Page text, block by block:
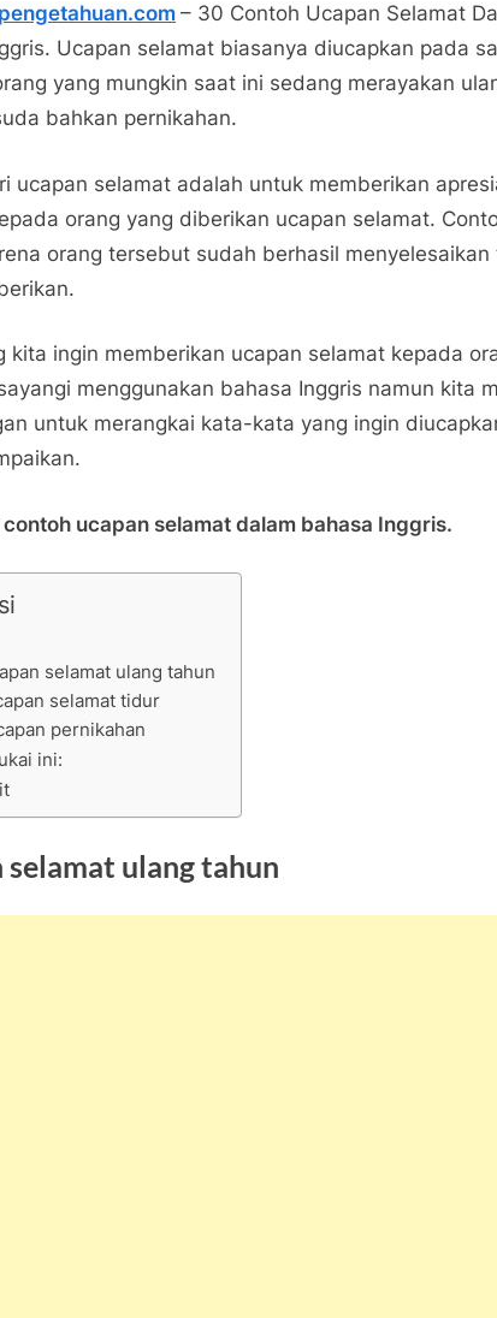
– 30 Contoh Ucapan Selamat
Ucapan selamat biasanya diucapkan pada
yang mungkin saat ini sedang merayakan
bahkan pernikahan.
ucapan selamat adalah untuk memberikan
orang yang diberikan ucapan selamat.
orang tersebut sudah berhasil menyelesaikan
kita ingin memberikan ucapan selamat kepada
menggunakan bahasa Inggris namun kita
untuk merangkai kata-kata yang ingin
ucapan selamat dalam bahasa Inggris.
selamat ulang tahun
selamat tidur
pernikahan
ini:
selamat ulang tahun